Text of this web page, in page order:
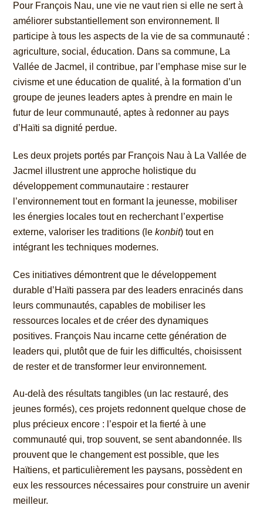
Pour François Nau, une vie ne vaut rien si elle ne sert à
améliorer substantiellement son environnement. Il
participe à tous les aspects de la vie de sa communauté :
agriculture, social, éducation. Dans sa commune, La
Vallée de Jacmel, il contribue, par l’emphase mise sur le
civisme et une éducation de qualité, à la formation d’un
groupe de jeunes leaders aptes à prendre en main le
futur de leur communauté, aptes à redonner au pays
d’Haïti sa dignité perdue.
Les deux projets portés par François Nau à La Vallée de
Jacmel illustrent une approche holistique du
développement communautaire : restaurer
l’environnement tout en formant la jeunesse, mobiliser
les énergies locales tout en recherchant l’expertise
externe, valoriser les traditions (lekonbit) tout en
intégrant les techniques modernes.
Ces initiatives démontrent que le développement
durable d’Haïti passera par des leaders enracinés dans
leurs communautés, capables de mobiliser les
ressources locales et de créer des dynamiques
positives. François Nau incarne cette génération de
leaders qui, plutôt que de fuir les difficultés, choisissent
de rester et de transformer leur environnement.
Au-delà des résultats tangibles (un lac restauré, des
jeunes formés), ces projets redonnent quelque chose de
plus précieux encore : l’espoir et la fierté à une
communauté qui, trop souvent, se sent abandonnée. Ils
prouvent que le changement est possible, que les
Haïtiens, et particulièrement les paysans, possèdent en
eux les ressources nécessaires pour construire un avenir
meilleur.